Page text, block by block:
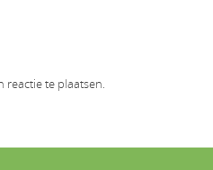
reactie te plaatsen.